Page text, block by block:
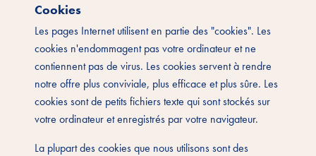
Cookies
Les pages Internet utilisent en partie des "cookies". Les
cookies n'endommagent pas votre ordinateur et ne
contiennent pas de virus. Les cookies servent à rendre
notre offre plus conviviale, plus efficace et plus sûre. Les
cookies sont de petits fichiers texte qui sont stockés sur
votre ordinateur et enregistrés par votre navigateur.
La plupart des cookies que nous utilisons sont des